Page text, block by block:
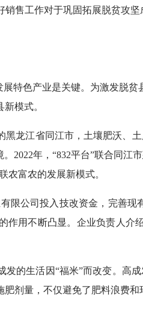
售工作对于巩固拓展脱贫攻
特色产业是关键。为激发脱
模式。
龙江省同江市，土壤肥沃、
2022年，“832平台”联合同江
农富农的发展新模式。
限公司投入技改资金，完善
作用不断凸显。企业负责人介
的生活因“福米”而改变。高
剂量，不仅避免了肥料浪费和